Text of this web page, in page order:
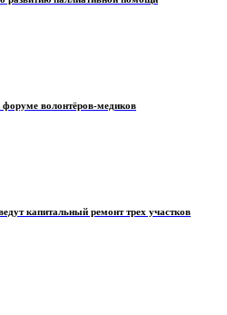
волонтёров-медиков
капитальный ремонт трех участков